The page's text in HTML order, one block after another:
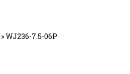
»WJ236-7.5-06P